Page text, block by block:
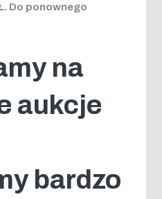
Do ponownego
na
aukcje
bardzo